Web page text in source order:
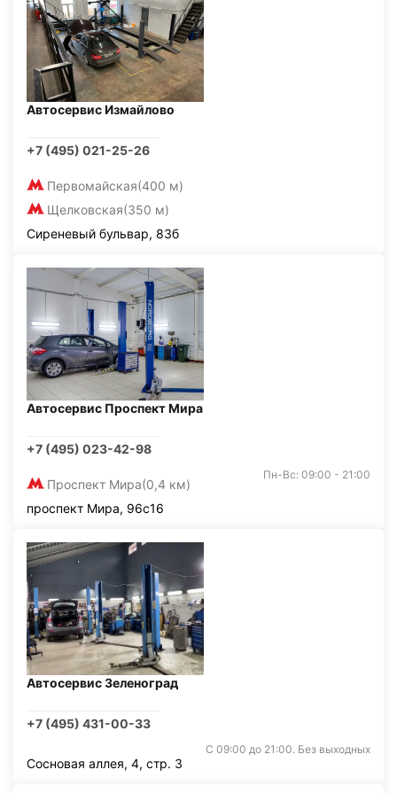
Автосервис Измайлово
+7 (495) 021-25-26
Первомайская(400 м)
Щелковская(350 м)
Сиреневый бульвар, 83б
Автосервис Проспект Мира
+7 (495) 023-42-98
Проспект Мира(0,4 км)
Пн-Вс: 09:00 - 21:00
проспект Мира, 96с16
Автосервис Зеленоград
+7 (495) 431-00-33
С 09:00 до 21:00. Без выходных
Сосновая аллея, 4, стр. 3